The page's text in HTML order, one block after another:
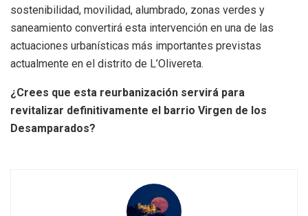
sostenibilidad, movilidad, alumbrado, zonas verdes y
saneamiento convertirá esta intervención en una de las
actuaciones urbanísticas más importantes previstas
actualmente en el distrito de L’Olivereta.
¿Crees que esta reurbanización servirá para
revitalizar definitivamente el barrio Virgen de los
Desamparados?